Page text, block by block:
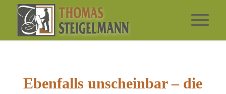
Ebenfalls unscheinbar – die